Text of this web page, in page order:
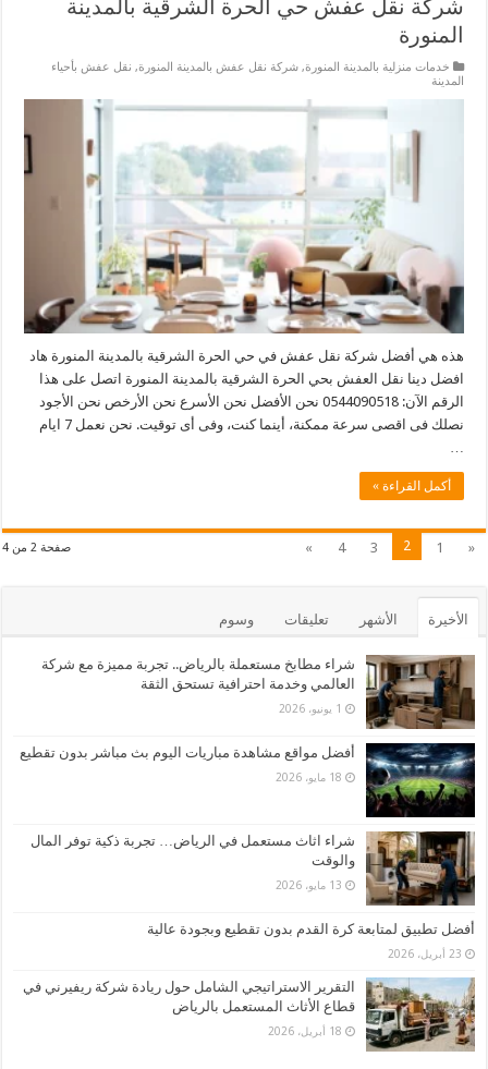
شركة نقل عفش حي الحرة الشرقية بالمدينة
المنورة
خدمات منزلية بالمدينة المنورة,شركة نقل عفش بالمدينة المنورة, نقل عفش بأحياء
المدينة
هذه هي أفضل شركة نقل عفش في حي الحرة الشرقية بالمدينة المنورة هاد
افضل دينا نقل العفش بحي الحرة الشرقية بالمدينة المنورة اتصل على هذا
الرقم الآن: 0544090518 نحن الأفضل نحن الأسرع نحن الأرخص نحن الأجود
نصلك فى اقصى سرعة ممكنة، أينما كنت، وفى أى توقيت. نحن نعمل 7 ايام
أكمل القراءة »
صفحة 2 من 4 «
1
2
3
4
»
الأخيرة الأشهر تعليقات وسوم
شراء مطابخ مستعملة بالرياض.. تجربة مميزة مع شركة
العالمي وخدمة احترافية تستحق الثقة
1 يونيو، 2026
أفضل مواقع مشاهدة مباريات اليوم بث مباشر بدون تقطيع
18 مايو، 2026
شراء اثاث مستعمل في الرياض… تجربة ذكية توفر المال
والوقت
13 مايو، 2026
أفضل تطبيق لمتابعة كرة القدم بدون تقطيع وبجودة عالية
23 أبريل، 2026
التقرير الاستراتيجي الشامل حول ريادة شركة ريفيرني في
قطاع الأثاث المستعمل بالرياض
18 أبريل، 2026